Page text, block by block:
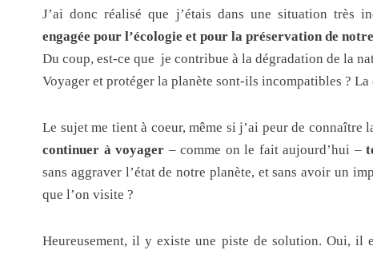
J’ai donc réalisé que j’étais dans une situation très
engagée pour l’écologie et pour la préservation de
Du coup, est-ce que je contribue à la dégradation de la
Voyager et protéger la planète sont-ils incompatibles ?
Le sujet me tient à coeur, même si j’ai peur de connaître
continuer à voyager – comme on le fait aujourd’hui –
sans aggraver l’état de notre planète, et sans avoir un
que l’on visite ?
Heureusement, il y existe une piste de solution. Oui, il